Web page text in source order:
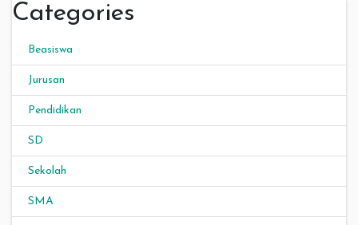
Categories
Beasiswa
Jurusan
Pendidikan
SD
Sekolah
SMA